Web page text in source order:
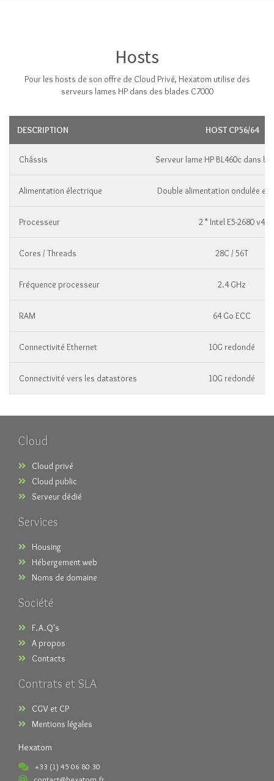
Hosts
Pour les hosts de son offre de Cloud Privé, Hexatom utilise des
serveurs lames HP dans des blades C7000
DESCRIPTION HOST CP56/64
Châssis Serveur lame HP BL460c dans
Alimentation électrique Double alimentation ondulée et
Processeur 2 * Intel E5-2680 v4
Cores / Threads 28C / 56T
Fréquence processeur 2.4 GHz
RAM 64 Go ECC
Connectivité Ethernet 10G redondé
Connectivité vers les datastores 10G redondé
Cloud
Cloud privé
Cloud public
Serveur dédié
Services
Housing
Hébergement web
Noms de domaine
Société
F.A.Q's
A propos
Contacts
Contrats et SLA
CGV et CP
Mentions légales
Hexatom
+33 (1) 45 06 80 30
contact@hexatom.fr